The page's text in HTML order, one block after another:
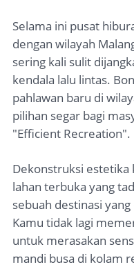
Selama ini pusat
dengan wilayah
sering kali sulit
kendala lalu lintas.
pahlawan baru di
pilihan segar bagi
"Efficient Recreation".
Dekonstruksi estetika
lahan terbuka yang
sebuah destinasi
Kamu tidak lagi
untuk merasakan
mandi busa di kolam